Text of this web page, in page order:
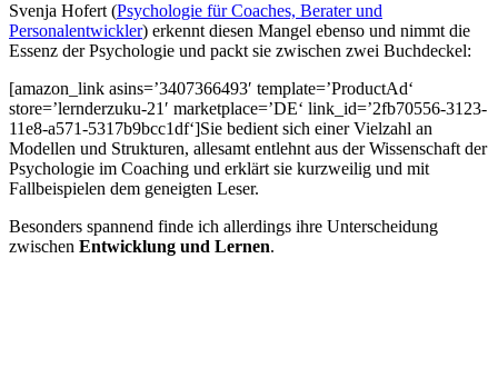
Svenja Hofert (Psychologie für Coaches, Berater und
Personalentwickler) erkennt diesen Mangel ebenso und nimmt die
Essenz der Psychologie und packt sie zwischen zwei Buchdeckel:
[amazon_link asins=’3407366493′ template=’ProductAd‘
store=’lernderzuku-21′ marketplace=’DE‘ link_id=’2fb70556-3123-
11e8-a571-5317b9bcc1df‘]Sie bedient sich einer Vielzahl an
Modellen und Strukturen, allesamt entlehnt aus der Wissenschaft der
Psychologie im Coaching und erklärt sie kurzweilig und mit
Fallbeispielen dem geneigten Leser.
Besonders spannend finde ich allerdings ihre Unterscheidung
zwischen Entwicklung und Lernen.